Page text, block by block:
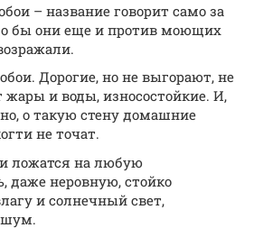
– название говорит само за
бы они еще и против моющих
Дорогие, но не выгорают, не
жары и воды, износостойкие. И,
о такую стену домашние
не точат.
ложатся на любую
даже неровную, стойко
и солнечный свет,